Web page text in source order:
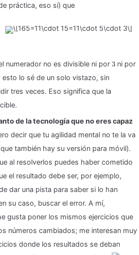
práctica, eso sí) que
numerador no es divisible ni por
ni por
esto lo sé de un solo vistazo, sin
tres veces. Eso significa que la
de la tecnología que no eres capaz
decir que tu agilidad mental no te la va
también hay su versión para móvil).
al resolverlos puedes haber cometido
el resultado debe ser, por ejemplo,
dar una pista para saber si lo han
su caso, buscar el error. A mí,
gusta poner los mismos ejercicios que
números cambiados; me interesan muy
donde los resultados se deban